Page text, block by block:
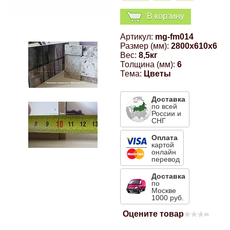
В корзину
Артикул: mg-fm014
Размер (мм): 2800x610x6
Вес: 8,5кг
Толщина (мм): 6
Тема: Цветы
Доставка
по всей
России и
СНГ
Оплата
картой
онлайн
перевод
Доставка
по
Москве
1000 руб.
Оцените товар (0)
Компрессионные фитинги Poliext
Hyundai
Infinity
Шпатлевки, штукатурки
Эмали универсальные акриловые
Грунтовки, защитные лаки
Магнитные панели на холодильник